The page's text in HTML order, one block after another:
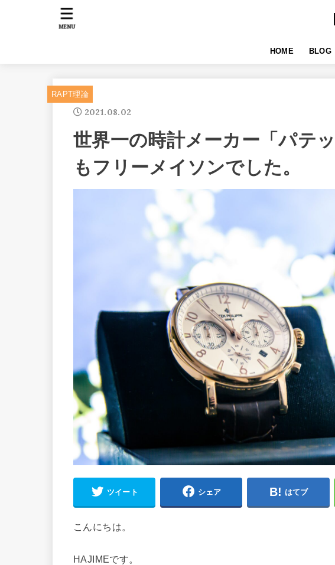
HOME BLOG
MENU
RAPT理論
2021.08.02
世界一の時計メーカー「パテ
もフリーメイソンでした。
ツイート シェア はてブ
こんにちは。
HAJIMEです。